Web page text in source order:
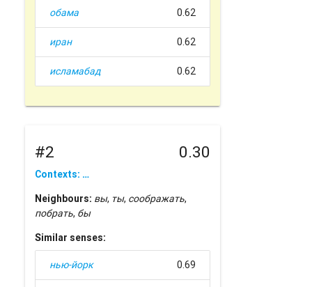
обама 0.62
иран 0.62
исламабад 0.62
#2 0.30
Contexts: …
Neighbours: вы, ты, соображать,
побрать, бы
Similar senses:
нью-йорк 0.69